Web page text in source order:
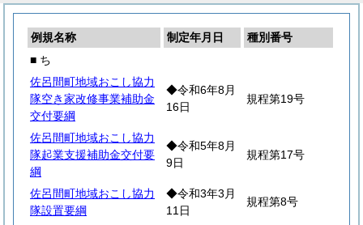
例規名称 制定年月日
種別番号
■ ち
佐呂間町地域おこし協力
隊空き家改修事業補助金
交付要綱
◆令和6年8月
16日
規程第19号
佐呂間町地域おこし協力
隊起業支援補助金交付要
綱
◆令和5年8月
9日
規程第17号
佐呂間町地域おこし協力
隊設置要綱
◆令和3年3月
11日
規程第8号